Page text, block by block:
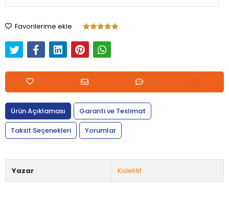
Favorilerime ekle
Ürün Açıklaması
Garanti ve Teslimat
Taksit Seçenekleri
Yorumlar
Yazar Kolektif